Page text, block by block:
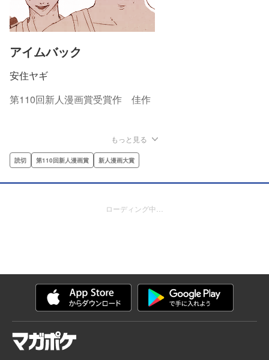
アイムバック
安住ヤギ
第110回新人漫画賞受賞作 佳作
もっと見る
読切 第110回新人漫画賞 新人漫画大賞
ローディング中…